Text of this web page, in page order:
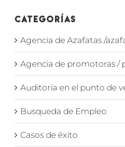
Categorías
Agencia de Azafatas /
Agencia de promotoras /
Auditoría en el punto de
Busqueda de Empleo
Casos de éxito